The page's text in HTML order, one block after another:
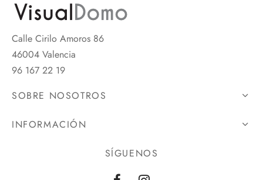
Calle Cirilo Amoros 86
46004 Valencia
96 167 22 19
SOBRE NOSOTROS
INFORMACIÓN
SÍGUENOS